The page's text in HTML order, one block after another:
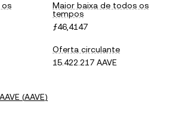
os
Maior baixa de todos os
tempos
ƒ46,4147
Oferta circulante
15.422.217 AAVE
AAVE (AAVE)